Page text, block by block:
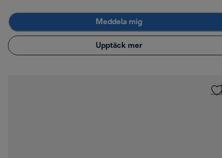
Meddela mig
Upptäck mer